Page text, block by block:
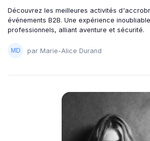
Découvrez les meilleures activités
événements B2B. Une expérience
professionnels, alliant aventure et sécurité.
par Marie-Alice Durand